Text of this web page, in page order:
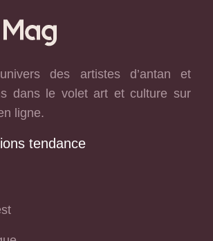
des artistes d’antan et
dans le volet art et culture sur
ligne.
tendance